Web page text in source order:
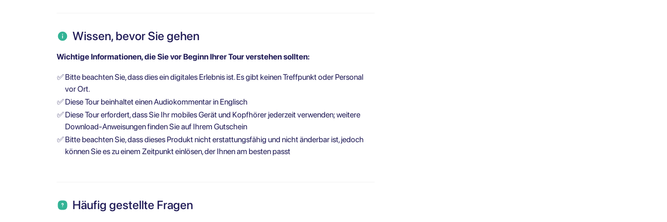
Wissen, bevor Sie gehen
Wichtige Informationen, die Sie vor Beginn Ihrer Tour verstehen sollten:
✅ Bitte beachten Sie, dass dies ein digitales Erlebnis ist. Es gibt keinen Treffpunkt oder Personal
vor Ort.
✅ Diese Tour beinhaltet einen Audiokommentar in Englisch
✅ Diese Tour erfordert, dass Sie Ihr mobiles Gerät und Kopfhörer jederzeit verwenden; weitere
Download-Anweisungen finden Sie auf Ihrem Gutschein
✅ Bitte beachten Sie, dass dieses Produkt nicht erstattungsfähig und nicht änderbar ist, jedoch
können Sie es zu einem Zeitpunkt einlösen, der Ihnen am besten passt
Häufig gestellte Fragen